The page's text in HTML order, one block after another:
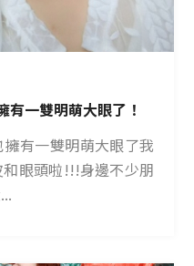
有一雙明萌大眼了！
有一雙明萌大眼了我
眼頭啦!!!身邊不少朋